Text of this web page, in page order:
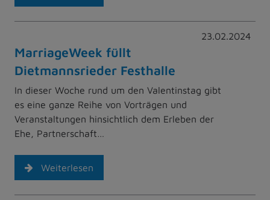
23.02.2024
MarriageWeek füllt
Dietmannsrieder Festhalle
In dieser Woche rund um den Valentinstag gibt
es eine ganze Reihe von Vorträgen und
Veranstaltungen hinsichtlich dem Erleben der
Ehe, Partnerschaft…
Weiterlesen